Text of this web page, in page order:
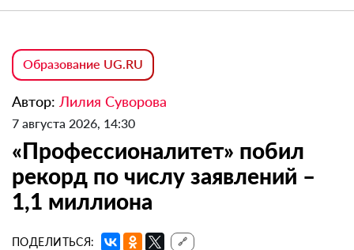
Образование UG.RU
Автор: Лилия Суворова
7 августа 2026, 14:30
«Профессионалитет» побил
рекорд по числу заявлений –
1,1 миллиона
ПОДЕЛИТЬСЯ: 🔗